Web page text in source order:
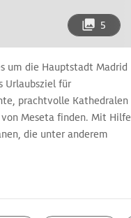
5
um die Hauptstadt Madrid
Urlaubsziel für
prachtvolle Kathedralen
Meseta finden. Mit Hilfe
die unter anderem
für die